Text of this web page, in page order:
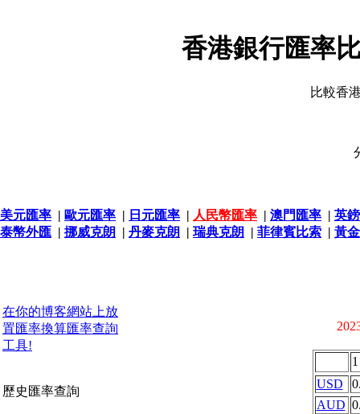
香港銀行匯率
比較香
美元匯率 | 歐元匯率 | 日元匯率 | 人民幣匯率 | 澳門匯率 | 英
泰幣外匯 | 挪威克朗 | 丹麥克朗 | 瑞典克朗 | 菲律賓比索 | 黃
在你的博客網站上放
置匯率換算匯率查詢
工具!
歷史匯率查詢
USD
AUD